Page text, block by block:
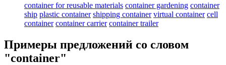
container for reusable materials container gardening container
ship plastic container shipping container virtual container cell
container container carrier container trailer
Примеры предложений со словом
"container"